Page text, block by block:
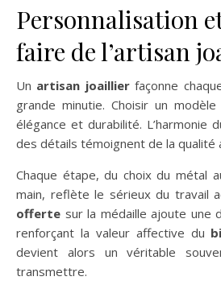
Personnalisation
faire de l’artisan
Un artisan joaillierfaçonne
grande minutie. Choisir un modèle
élégance et durabilité. L’harmonie
des détails témoignent de la qualité
Chaque étape, du choix du métal
main, reflète le sérieux du travail
offerte sur la médaille ajoute une
renforçant la valeur affective du
devient alors un véritable
transmettre.